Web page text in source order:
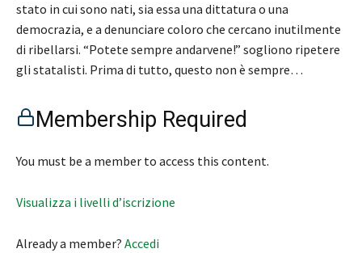
stato in cui sono nati, sia essa una dittatura o una
democrazia, e a denunciare coloro che cercano inutilmente
di ribellarsi. “Potete sempre andarvene!” sogliono ripetere
gli statalisti. Prima di tutto, questo non è sempre…
Membership Required
You must be a member to access this content.
Visualizza i livelli d’iscrizione
Already a member? Accedi